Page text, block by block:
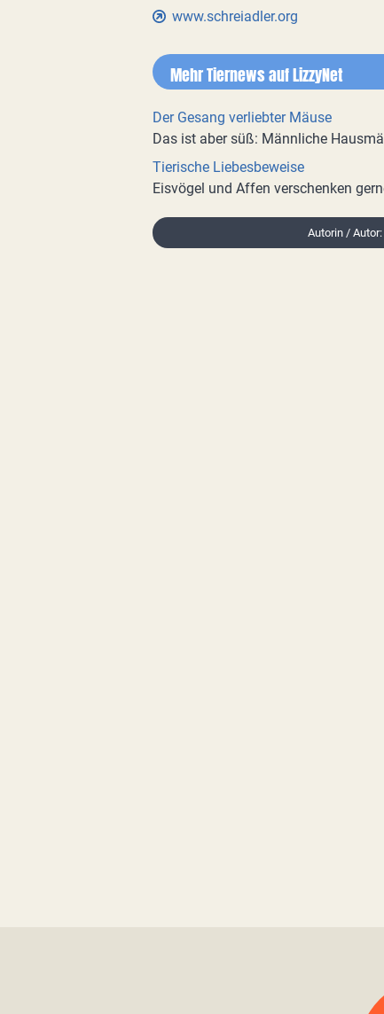
www.schreiadler.org
Mehr Tiernews auf LizzyNet
Der Gesang verliebter Mäuse
Das ist aber süß: Männliche
Tierische Liebesbeweise
Eisvögel und Affen verschenken
Autorin /